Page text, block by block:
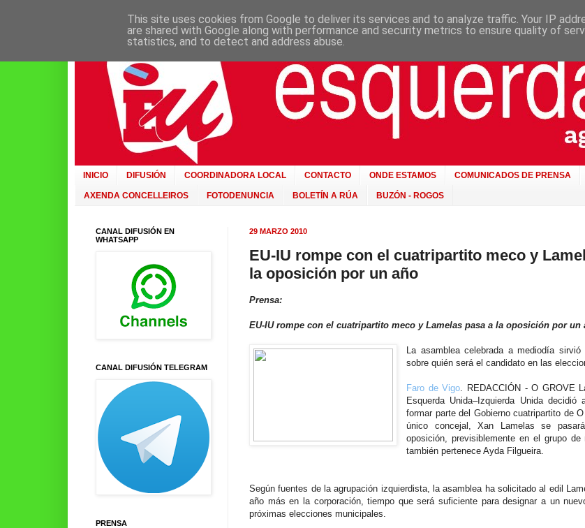
INICIO DIFUSIÓN COORDINADORA LOCAL CONTACTO ONDE ESTAMOS COMUNICADOS DE PRENSA
AXENDA CONCELLEIROS FOTODENUNCIA BOLETÍN A RÚA BUZÓN - ROGOS
29 MARZO 2010
EU-IU rompe con el cuatripartito meco y
la oposición por un año
Prensa:
EU-IU rompe con el cuatripartito meco y Lamelas pasa a la oposición por un
La asamblea celebrada a mediodía
sobre quién será el candidato en las
Faro de Vigo. REDACCIÓN - O GROVE
Esquerda Unida–Izquierda Unida decidió
formar parte del Gobierno cuatripartito de
único concejal, Xan Lamelas se
oposición, previsiblemente en el grupo
también pertenece Ayda Filgueira.
Según fuentes de la agrupación izquierdista, la asamblea ha solicitado al edil
año más en la corporación, tiempo que será suficiente para designar a un
próximas elecciones municipales.
CANAL DIFUSIÓN EN
WHATSAPP
CANAL DIFUSIÓN TELEGRAM
PRENSA
This site uses cookies from Google to deliver its services and to analyze traffic. Your IP
are shared with Google along with performance and security metrics to ensure quality of
statistics, and to detect and address abuse.